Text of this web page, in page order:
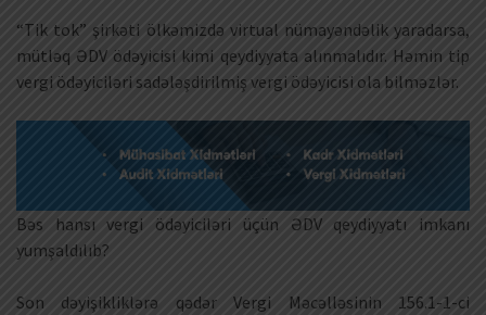
“Tik tok” şirkəti ölkəmizdə virtual nümayəndəlik yaradarsa,
mütləq ƏDV ödəyicisi kimi qeydiyyata alınmalıdır. Həmin tip
vergi ödəyiciləri sadələşdirilmiş vergi ödəyicisi ola bilməzlər.
Bəs hansı vergi ödəyiciləri üçün ƏDV qeydiyyatı imkanı
yumşaldılıb?
Son dəyişikliklərə qədər Vergi Məcəlləsinin 156.1-1-ci